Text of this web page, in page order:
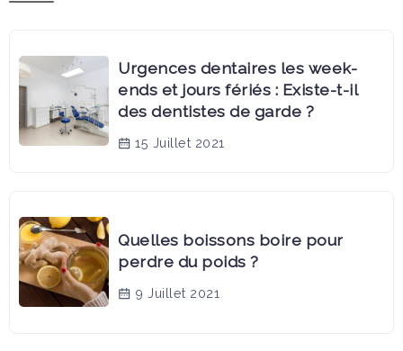
Urgences dentaires les week-
ends et jours fériés : Existe-t-il
des dentistes de garde ?
15 Juillet 2021
Quelles boissons boire pour
perdre du poids ?
9 Juillet 2021